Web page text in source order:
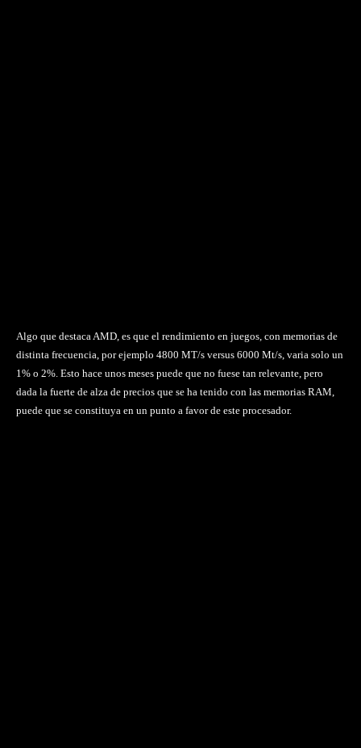
Algo que destaca AMD, es que el rendimiento en juegos, con memorias de
distinta frecuencia, por ejemplo 4800 MT/s versus 6000 Mt/s, varia solo un
1% o 2%. Esto hace unos meses puede que no fuese tan relevante, pero
dada la fuerte de alza de precios que se ha tenido con las memorias RAM,
puede que se constituya en un punto a favor de este procesador.